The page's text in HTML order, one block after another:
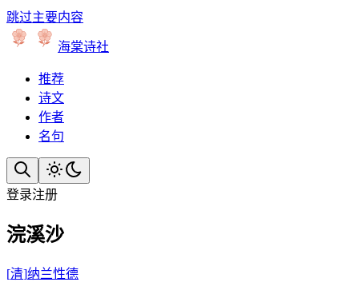
跳过主要内容
海棠诗社
推荐
诗文
作者
名句
登录注册
浣溪沙
[清]纳兰性德